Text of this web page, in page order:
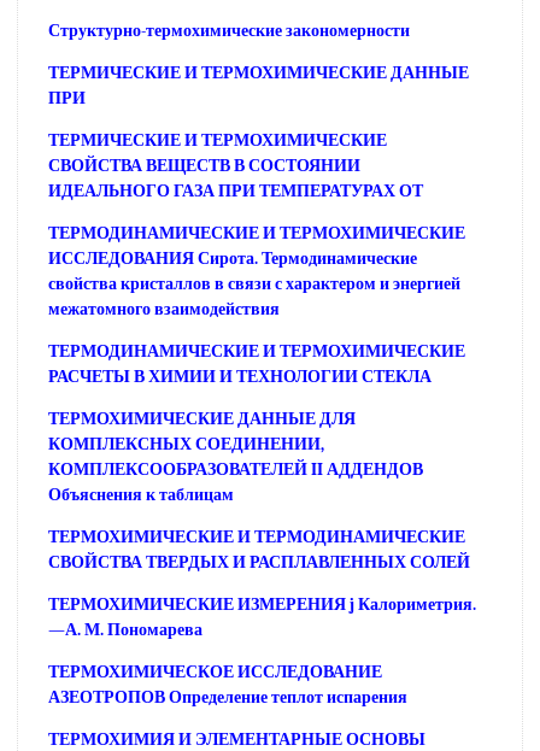
Структурно-термохимические закономерности
ТЕРМИЧЕСКИЕ И ТЕРМОХИМИЧЕСКИЕ ДАННЫЕ
ПРИ
ТЕРМИЧЕСКИЕ И ТЕРМОХИМИЧЕСКИЕ
СВОЙСТВА ВЕЩЕСТВ В СОСТОЯНИИ
ИДЕАЛЬНОГО ГАЗА ПРИ ТЕМПЕРАТУРАХ ОТ
ТЕРМОДИНАМИЧЕСКИЕ И ТЕРМОХИМИЧЕСКИЕ
ИССЛЕДОВАНИЯ Сирота. Термодинамические
свойства кристаллов в связи с характером и энергией
межатомного взаимодействия
ТЕРМОДИНАМИЧЕСКИЕ И ТЕРМОХИМИЧЕСКИЕ
РАСЧЕТЫ В ХИМИИ И ТЕХНОЛОГИИ СТЕКЛА
ТЕРМОХИМИЧЕСКИЕ ДАННЫЕ ДЛЯ
КОМПЛЕКСНЫХ СОЕДИНЕНИИ,
КОМПЛЕКСООБРАЗОВАТЕЛЕЙ II АДДЕНДОВ
Объяснения к таблицам
ТЕРМОХИМИЧЕСКИЕ И ТЕРМОДИНАМИЧЕСКИЕ
СВОЙСТВА ТВЕРДЫХ И РАСПЛАВЛЕННЫХ СОЛЕЙ
ТЕРМОХИМИЧЕСКИЕ ИЗМЕРЕНИЯ j Калориметрия.
—А. М. Пономарева
ТЕРМОХИМИЧЕСКОЕ ИССЛЕДОВАНИЕ
АЗЕОТРОПОВ Определение теплот испарения
ТЕРМОХИМИЯ И ЭЛЕМЕНТАРНЫЕ ОСНОВЫ